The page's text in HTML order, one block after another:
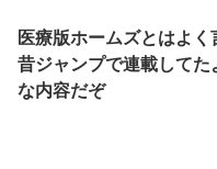
医療版ホームズとはよ
昔ジャンプで連載して
な内容だぞ